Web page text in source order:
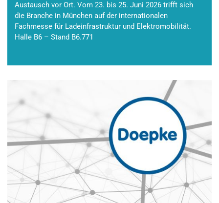
Austausch vor Ort. Vom 23. bis 25. Juni 2026 trifft sich
die Branche in München auf der internationalen
Fachmesse für Ladeinfrastruktur und Elektromobilität.
Halle B6 – Stand B6.771